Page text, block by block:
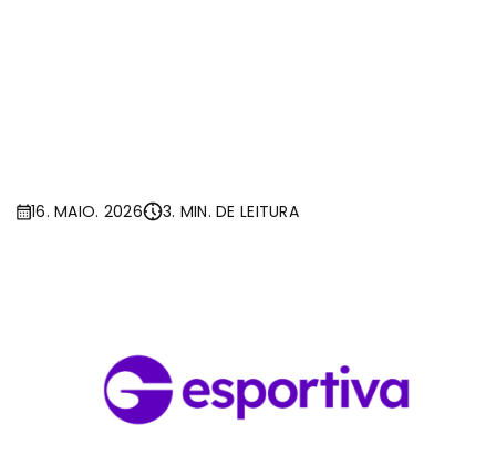
16. MAIO. 2026 3. MIN. DE LEITURA